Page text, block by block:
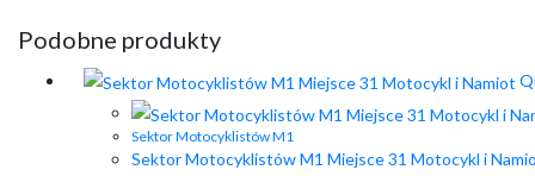
Podobne produkty
Sektor Motocyklistów M1
Sektor Motocyklistów M1 Miejsce 31 Motocykl i